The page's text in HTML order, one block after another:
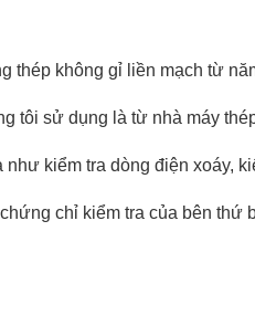
thép không gỉ liền mạch từ
tôi sử dụng là từ nhà máy
kiểm tra dòng điện xoáy,
chỉ kiểm tra của bên